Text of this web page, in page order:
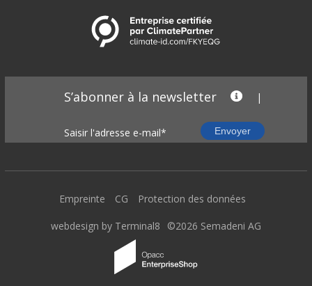
S’abonner à la newsletter |
Empreinte CG Protection des données
webdesign by Terminal8 ©2026 Semadeni AG